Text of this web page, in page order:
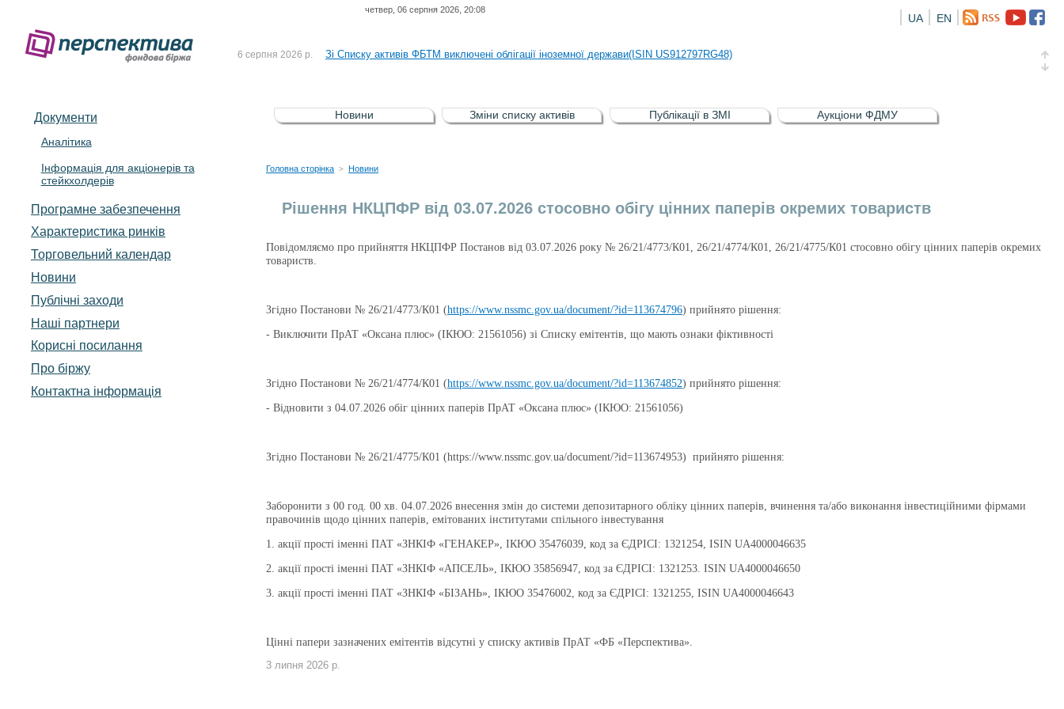
четвер, 06 серпня 2026, 20:08
EN
UA
До Списку активів регульованого фондового ринку (РФР) включена Корпоративна облігація відсоткова електронна іменна (ISIN UA5000016726)
6 серпня 2026 р. Зі Списку активів ФБТМ виключені облігації іноземної держави(ISIN US912797RG48)
5 серпня 2026 р. Зі списку активів РФР виключені Облігація внутрішніх державних позик України (ISIN UA4000232607)
4 серпня 2026 р. До Списку активів регульованого фондового ринку (РФР) включена Корпоративна облігація відсоткова електронна іменна (ISIN UA5000016726)
Документи
Аналітика
Інформація для акціонерів та
стейкхолдерів
Програмне забезпечення
Характеристика pинків
Торговельний календар
Новини
Публічні заходи
Наші партнери
Корисні посилання
Про біржу
Контактна інформація
Новини Зміни списку активів Публікації в ЗМІ Аукціони ФДМУ
Головна сторінка > Новини
Рішення НКЦПФР від 03.07.2026 стосовно обігу цінних паперів окремих товариств
Повідомляємо про прийняття НКЦПФР Постанов від 03.07.2026 року № 26/21/4773/К01, 26/21/4774/К01, 26/21/4775/К01 стосовно обігу цінних паперів окремих
товариств.
Згідно Постанови № 26/21/4773/К01 (https://www.nssmc.gov.ua/document/?id=113674796) прийнято рішення:
- Виключити ПрАТ «Оксана плюс» (ІКЮО: 21561056) зі Списку емітентів, що мають ознаки фіктивності
Згідно Постанови № 26/21/4774/К01 (https://www.nssmc.gov.ua/document/?id=113674852) прийнято рішення:
- Відновити з 04.07.2026 обіг цінних паперів ПрАТ «Оксана плюс» (ІКЮО: 21561056)
Згідно Постанови № 26/21/4775/К01 (https://www.nssmc.gov.ua/document/?id=113674953) прийнято рішення:
Заборонити з 00 год. 00 хв. 04.07.2026 внесення змін до системи депозитарного обліку цінних паперів, вчинення та/або виконання інвестиційними фірмами
правочинів щодо цінних паперів, емітованих інститутами спільного інвестування
1. акції прості іменні ПАТ «ЗНКІФ «ГЕНАКЕР», ІКЮО 35476039, код за ЄДРІСІ: 1321254, ISIN UA4000046635
2. акції прості іменні ПАТ «ЗНКІФ «АПСЕЛЬ», ІКЮО 35856947, код за ЄДРІСІ: 1321253. ISIN UA4000046650
3. акції прості іменні ПАТ «ЗНКІФ «БІЗАНЬ», ІКЮО 35476002, код за ЄДРІСІ: 1321255, ISIN UA4000046643
Цінні папери зазначених емітентів відсутні у списку активів ПрАТ «ФБ «Перспектива».
3 липня 2026 р.